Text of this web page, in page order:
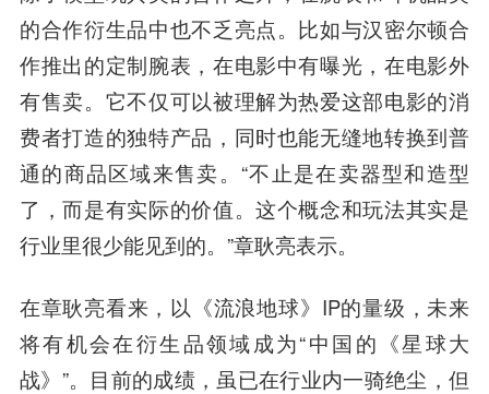
的合作衍生品中也不乏亮点。比如与汉密尔顿合
作推出的定制腕表，在电影中有曝光，在电影外
有售卖。它不仅可以被理解为热爱这部电影的消
费者打造的独特产品，同时也能无缝地转换到普
通的商品区域来售卖。“不止是在卖器型和造型
了，而是有实际的价值。这个概念和玩法其实是
行业里很少能见到的。”章耿亮表示。
在章耿亮看来，以《流浪地球》IP的量级，未来
将有机会在衍生品领域成为“中国的《星球大
战》”。目前的成绩，虽已在行业内一骑绝尘，但